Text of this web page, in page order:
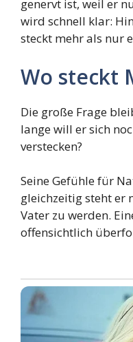
genervt ist, weil er
wird schnell klar:
steckt mehr als nur
Wo steckt
Die große Frage
lange will er sich
verstecken?
Seine Gefühle für
gleichzeitig steht er
Vater zu werden.
offensichtlich